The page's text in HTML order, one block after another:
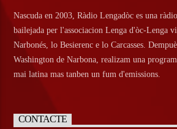
Nascuda en 2003, Ràdio Lengadòc es una
bailejada per l'associacion Lenga d'òc-Lenga
Narbonés, lo Besierenc e lo Carcasses.
Washington de Narbona, realizam una
mai latina mas tanben un fum d'emissions.
CONTACTE